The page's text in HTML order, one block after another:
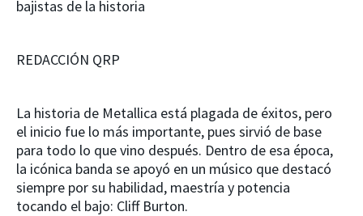
bajistas de la historia
REDACCIÓN QRP
La historia de Metallica está plagada de éxitos, pero
el inicio fue lo más importante, pues sirvió de base
para todo lo que vino después. Dentro de esa época,
la icónica banda se apoyó en un músico que destacó
siempre por su habilidad, maestría y potencia
tocando el bajo: Cliff Burton.